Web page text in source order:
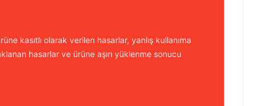
kasıtlı olarak verilen hasarlar, yanlış kullanıma
hasarlar ve ürüne aşırı yüklenme sonucu